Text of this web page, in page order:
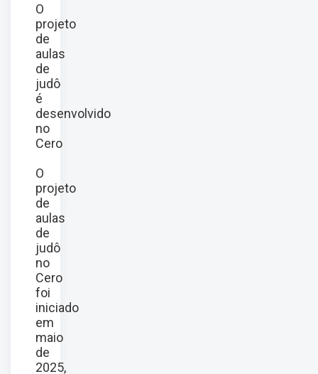
O
projeto
de
aulas
de
judô
é
desenvolvido
no
Cero
O
projeto
de
aulas
de
judô
no
Cero
foi
iniciado
em
maio
de
2025,